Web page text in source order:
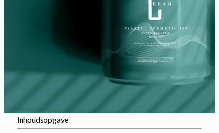
Inhoudsopgave